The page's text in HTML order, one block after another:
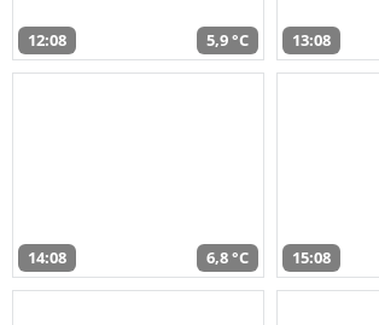
12:08 5,9 °C 13:08
14:08 6,8 °C 15:08